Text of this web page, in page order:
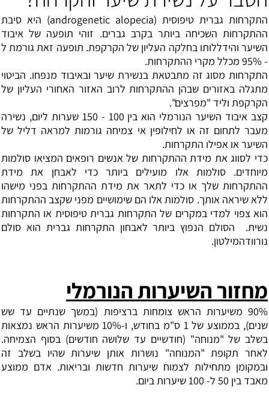
התקרחות גברית טיפוסית (androgenetic alopecia) היא סיבת
ההתקרחות השכיחה ביותר בקרב גברים. זוהי תופעה של איבוד
השיער והידללותו בחלקה העליון של הקרקפת. תופעה זאת גורמת ל
- 95% מכלל מקרי ההתקרחות.
התקרחות מסוג זה מתבטאת בנשירת שיער ובאיבוד מנפחו. הביטוי
מתגלה באזורים שבהן ההתקרחות לרוב האזור האחורי העליון של
הקרקפת וליד "מפרצים".
קצב איבוד השיער הנורמלי הוא בין 100 - 150 שערות ליום, נשירה
מעבר לתחום זה או לחילופין אי צמיחה גורמות למראה דליל של
השיער או אפילו התקרחות.
כדי לסווג את מידת ההתקרחות של אנשים רופאים המציאו סולמות
מיוחדים. סולמות אלו מועילים ביותר כדי לאבחן את מידת
ההתקרחות שלך או כדי לתאר את מידת ההתקרחות בפני מישהו
ללא שיראה אותך. סולמות אלו הם שימושיים מפני שקצב ההתקרחות
הוא צפוי למדי במקרים של התקרחות גברית טיפוסית או התקרחות
נשית. הסולם הנפוץ ביותר לאבחון התקרחות גברית הוא סולם
נורוודהמילטון.
מחזור השיערות הנורמלי
90% משיערות הראש צומחות ברציפות (במשך שנתיים עד שש
שנים), בממוצע של 1 ס"מ בחודש, ו-10% משיערות הראש נמצאות
בשלב של "מנוחה" (חודשיים עד שלושה חודשים) בסוף הצמיחה.
לאחר תקופת "המנוחה" נושרות אותן שיערות שהיו בשלב זה
ובמקומן מתחילות לצמוח שיערות חדשות ובריאות. אדם ממוצע
מאבד בין 50 ל- 100 שיערות ביום.